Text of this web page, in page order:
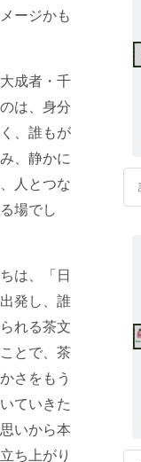
ージかも
成者・千
は、身分
、誰もが
、静かに
人とつな
場でし
は、「日
発し、誰
れる茶文
とで、茶
さをもう
ていきた
いから本
ち上がり